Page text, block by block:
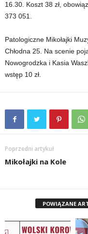
16.30. Koszt 38 zł,
373 051.
Patologiczne Mikołajki
Chłodna 25. Na scenie
Nowogrodzka i Kasia
wstęp 10 zł.
Poprzedni artykuł
Mikołajki na Kole
POWIĄZANE